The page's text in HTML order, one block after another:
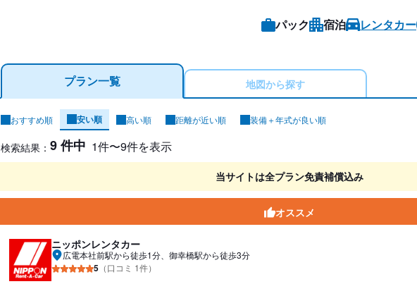
パック 宿泊 レンタカー
プラン一覧 地図から探す
おすすめ順 安い順 高い順 距離が近い順 装備＋年式が良い順
レンタカー検索結果
検索結果： 9 件中 1件〜9件を表示
当サイトは全プラン免責補償込み
オススメ
ニッポンレンタカー
広電本社前駅から徒歩1分、御幸橋駅から徒歩3分
5 （口コミ 1件）